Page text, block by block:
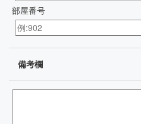
部屋番号
備考欄